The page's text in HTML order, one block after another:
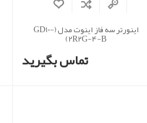
اینورتر سه فاز اینوت مدل (GD10-
2R2G-4-B)
تماس بگیرید